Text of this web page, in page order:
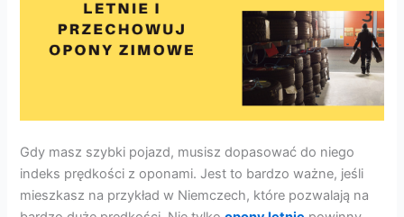
Gdy masz szybki pojazd, musisz dopasować do niego
indeks prędkości z oponami. Jest to bardzo ważne, jeśli
mieszkasz na przykład w Niemczech, które pozwalają na